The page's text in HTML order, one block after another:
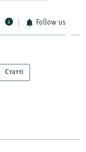
Follow us
Статті